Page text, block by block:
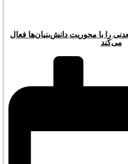
را با محوریت دانش‌بنیان‌ها فعال
می‌کند